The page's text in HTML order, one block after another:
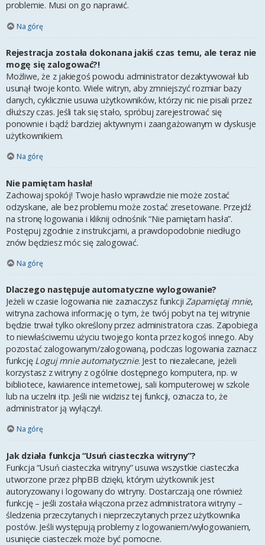
problemie. Musi on go naprawić.
Na górę
Rejestracja została dokonana jakiś czas temu, ale teraz nie
mogę się zalogować?!
Możliwe, że z jakiegoś powodu administrator dezaktywował lub
usunął twoje konto. Wiele witryn, aby zmniejszyć rozmiar bazy
danych, cyklicznie usuwa użytkowników, którzy nic nie pisali przez
dłuższy czas. Jeśli tak się stało, spróbuj zarejestrować się
ponownie i bądź bardziej aktywnym i zaangażowanym w dyskusje
użytkownikiem.
Na górę
Nie pamiętam hasła!
Zachowaj spokój! Twoje hasło wprawdzie nie może zostać
odzyskane, ale bez problemu może zostać zresetowane. Przejdź
na stronę logowania i kliknij odnośnik “Nie pamiętam hasła”.
Postępuj zgodnie z instrukcjami, a prawdopodobnie niedługo
znów będziesz móc się zalogować.
Na górę
Dlaczego następuje automatyczne wylogowanie?
Jeżeli w czasie logowania nie zaznaczysz funkcjiZapamiętaj mnie,
witryna zachowa informację o tym, że twój pobyt na tej witrynie
będzie trwał tylko określony przez administratora czas. Zapobiega
to niewłaściwemu użyciu twojego konta przez kogoś innego. Aby
pozostać zalogowanym/zalogowaną, podczas logowania zaznacz
funkcję Loguj mnie automatycznie. Jest to niezalecane, jeżeli
korzystasz z witryny z ogólnie dostępnego komputera, np. w
bibliotece, kawiarence internetowej, sali komputerowej w szkole
lub na uczelni itp. Jeśli nie widzisz tej funkcji, oznacza to, że
administrator ją wyłączył.
Na górę
Jak działa funkcja “Usuń ciasteczka witryny”?
Funkcja “Usuń ciasteczka witryny” usuwa wszystkie ciasteczka
utworzone przez phpBB dzięki, którym użytkownik jest
autoryzowany i logowany do witryny. Dostarczają one również
funkcję – jeśli została włączona przez administratora witryny –
śledzenia przeczytanych i nieprzeczytanych przez użytkownika
postów. Jeśli występują problemy z logowaniem/wylogowaniem,
usunięcie ciasteczek może być pomocne.